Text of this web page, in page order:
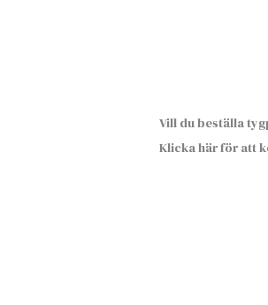
Vill du beställa
Klicka här för att